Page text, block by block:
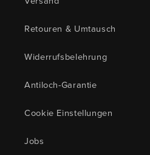
Retouren & Umtausch
Widerrufsbelehrung
Antiloch-Garantie
Cookie Einstellungen
Jobs